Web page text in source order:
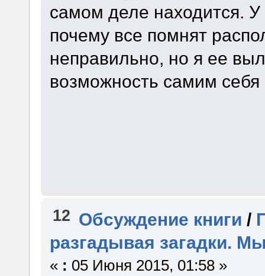
самом деле находится.
почему все помнят
неправильно, но я ее
возможность самим себя
12 Обсуждение книги /
разгадывая загадки.
« : 05 Июня 2015, 01:58 »